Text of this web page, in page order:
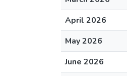
April 2026
May 2026
June 2026